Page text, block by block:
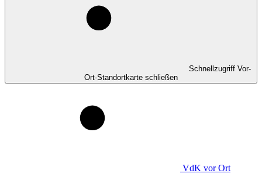
Schnellzugriff Vor-
Ort-Standortkarte schließen
VdK vor Ort